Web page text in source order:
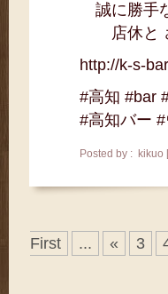
誠に勝手
店休と さ
http://k-s-
#高知 #bar
#高知バー
Posted by : kikuo
First
... « 3